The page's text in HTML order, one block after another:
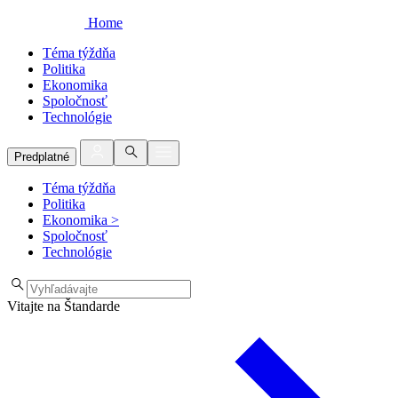
Home
Téma týždňa
Politika
Ekonomika
Spoločnosť
Technológie
Predplatné
Téma týždňa
Politika
Ekonomika >
Spoločnosť
Technológie
Vitajte na Štandarde